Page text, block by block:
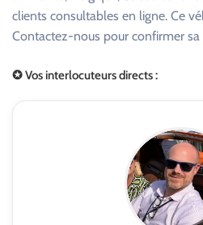
clients consultables en ligne. Ce
Contactez-nous pour confirmer
✪ Vos interlocuteurs directs :